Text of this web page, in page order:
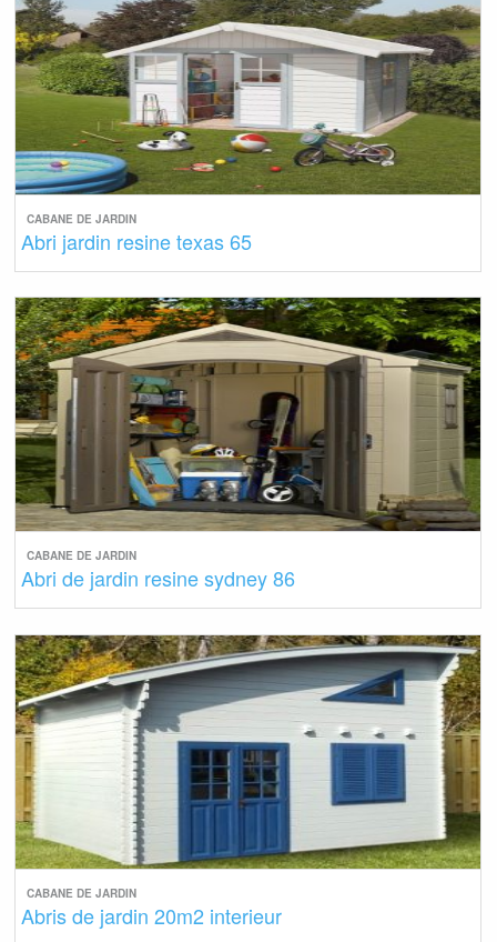
CABANE DE JARDIN
Abri jardin resine texas 65
CABANE DE JARDIN
Abri de jardin resine sydney 86
CABANE DE JARDIN
Abris de jardin 20m2 interieur